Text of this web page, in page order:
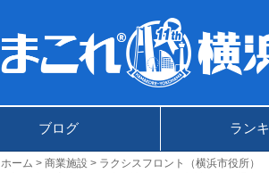
ブログ ラン
ホーム 商業施設
ラクシスフロント（横浜市役所）